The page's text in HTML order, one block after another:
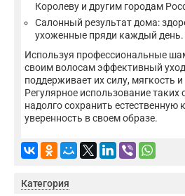
Королеву и другим городам
Салонный результат дома:
ухоженные пряди каждый день.
Используя профессиональные
своим волосам эффективный
поддерживает их силу, мягкость
Регулярное использование таких
надолго сохранить естественную
уверенность в своем образе.
Категория